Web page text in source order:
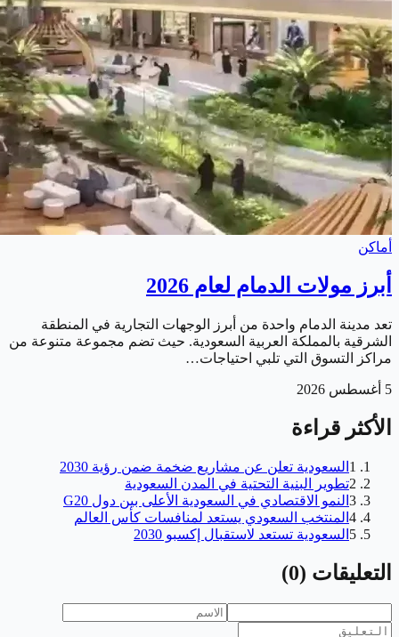
أماكن
أبرز مولات الدمام لعام 2026
تعد مدينة الدمام واحدة من أبرز الوجهات التجارية في المنطقة
الشرقية بالمملكة العربية السعودية. حيث تضم مجموعة متنوعة من
مراكز التسوق التي تلبي احتياجات…
5 أغسطس 2026
الأكثر قراءة
1 السعودية تعلن عن مشاريع ضخمة ضمن رؤية 2030
2تطوير البنية التحتية في المدن السعودية
3 النمو الاقتصادي في السعودية الأعلى بين دول G20
4 المنتخب السعودي يستعد لمنافسات كأس العالم
5 السعودية تستعد لاستقبال إكسبو 2030
التعليقات (
0
)